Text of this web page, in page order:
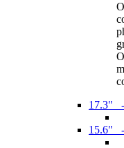
17.3"
15.6"